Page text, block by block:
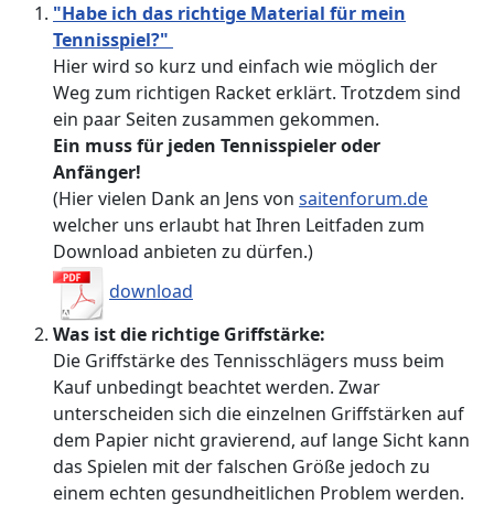
"Habe ich das richtige Material für mein
Tennisspiel?"
Hier wird so kurz und einfach wie möglich der
Weg zum richtigen Racket erklärt. Trotzdem sind
ein paar Seiten zusammen gekommen.
Ein muss für jeden Tennisspieler oder
Anfänger!
(Hier vielen Dank an Jens von saitenforum.de
welcher uns erlaubt hat Ihren Leitfaden zum
Download anbieten zu dürfen.)
download
Was ist die richtige Griffstärke:
Die Griffstärke des Tennisschlägers muss beim
Kauf unbedingt beachtet werden. Zwar
unterscheiden sich die einzelnen Griffstärken auf
dem Papier nicht gravierend, auf lange Sicht kann
das Spielen mit der falschen Größe jedoch zu
einem echten gesundheitlichen Problem werden.